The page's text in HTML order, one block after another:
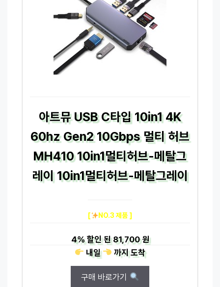
아트뮤 USB C타입 10in1 4K
60hz Gen2 10Gbps 멀티 허브
MH410 10in1멀티허브-메탈그
레이 10in1멀티허브-메탈그레이
[ NO.3 제품 ]
4%할인 된81,700 원
내일
까지도착
구매 바로가기